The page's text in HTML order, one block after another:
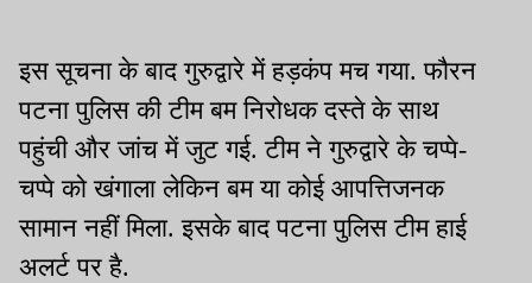
इस सूचना के बाद गुरुद्वारे में हड़कंप मच गया. फौरन
पटना पुलिस की टीम बम निरोधक दस्ते के साथ
पहुंची और जांच में जुट गई. टीम ने गुरुद्वारे के चप्पे-
चप्पे को खंगाला लेकिन बम या कोई आपत्तिजनक
सामान नहीं मिला. इसके बाद पटना पुलिस टीम हाई
अलर्ट पर है.